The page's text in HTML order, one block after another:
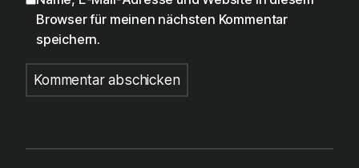
Browser für meinen nächsten Kommentar
speichern.